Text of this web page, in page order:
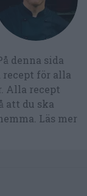
denna sida
för alla
Alla recept
att du ska
Läs mer